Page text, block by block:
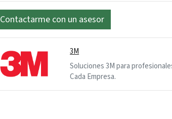
Contactarme con un asesor
3M
Soluciones 3M para
Cada Empresa.